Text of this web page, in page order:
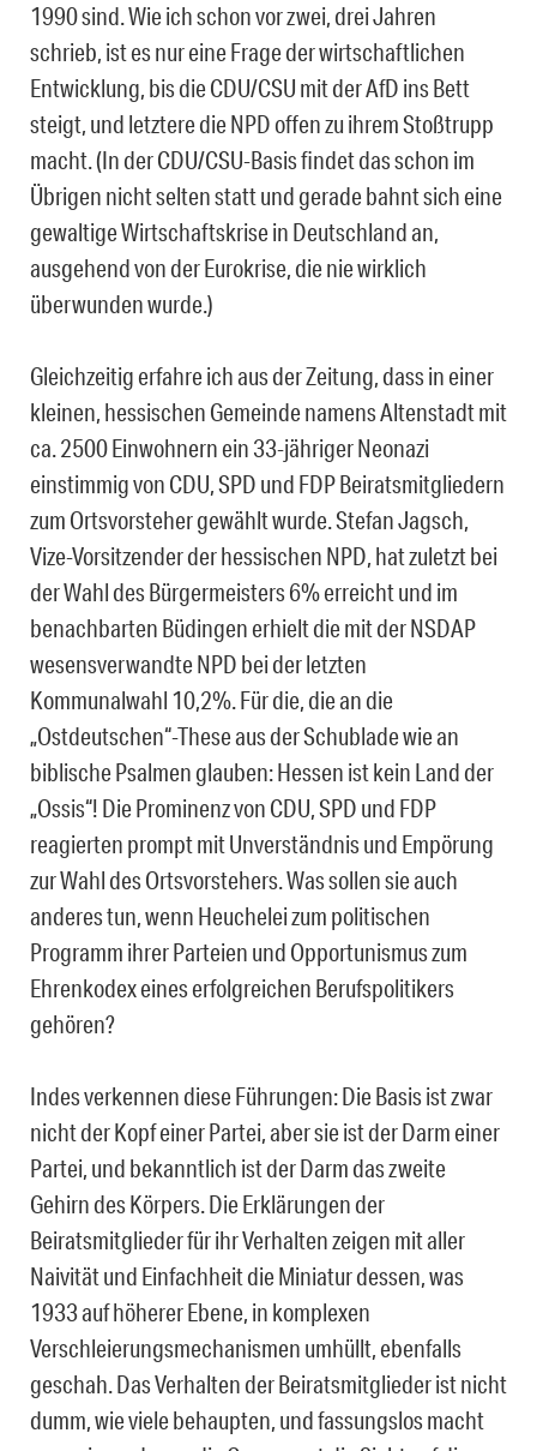
1990 sind. Wie ich schon vor zwei, drei Jahren
schrieb, ist es nur eine Frage der wirtschaftlichen
Entwicklung, bis die CDU/CSU mit der AfD ins Bett
steigt, und letztere die NPD offen zu ihrem Stoßtrupp
macht. (In der CDU/CSU-Basis findet das schon im
Übrigen nicht selten statt und gerade bahnt sich eine
gewaltige Wirtschaftskrise in Deutschland an,
ausgehend von der Eurokrise, die nie wirklich
überwunden wurde.)
Gleichzeitig erfahre ich aus der Zeitung, dass in einer
kleinen, hessischen Gemeinde namensAltenstadtmit
ca. 2500 Einwohnern ein 33-jähriger Neonazi
einstimmig von CDU, SPD und FDP Beiratsmitgliedern
zum Ortsvorsteher gewählt wurde. Stefan Jagsch,
Vize-Vorsitzender der hessischen NPD, hat zuletzt bei
der Wahl des Bürgermeisters 6% erreicht und im
benachbarten Büdingen erhielt die mit der NSDAP
wesensverwandte NPD bei der letzten
Kommunalwahl 10,2%. Für die, die an die
„Ostdeutschen“-These aus der Schublade wie an
biblische Psalmen glauben: Hessen ist kein Land der
„Ossis“! Die Prominenz von CDU, SPD und FDP
reagierten prompt mit Unverständnis und Empörung
zur Wahl des Ortsvorstehers. Was sollen sie auch
anderes tun, wenn Heuchelei zum politischen
Programm ihrer Parteien und Opportunismus zum
Ehrenkodex eines erfolgreichen Berufspolitikers
gehören?
Indes verkennen diese Führungen: Die Basis ist zwar
nicht der Kopf einer Partei, aber sie ist der Darm einer
Partei, und bekanntlich ist der Darm das zweite
Gehirn des Körpers. Die Erklärungen der
Beiratsmitglieder für ihr Verhalten zeigen mit aller
Naivität und Einfachheit die Miniatur dessen, was
1933 auf höherer Ebene, in komplexen
Verschleierungsmechanismen umhüllt, ebenfalls
geschah. Das Verhalten der Beiratsmitglieder ist nicht
dumm, wie viele behaupten, und fassungslos macht